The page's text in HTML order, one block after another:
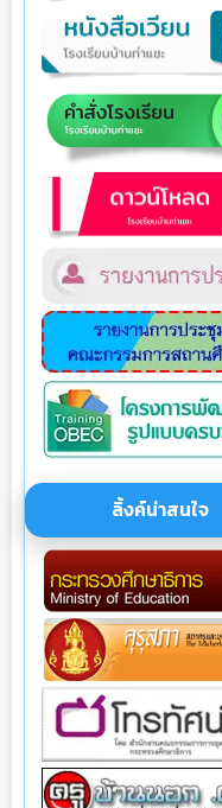
ลิ้งค์น่าสนใจ